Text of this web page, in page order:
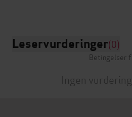
Leservurderinger(0)
Betingelser
Ingen